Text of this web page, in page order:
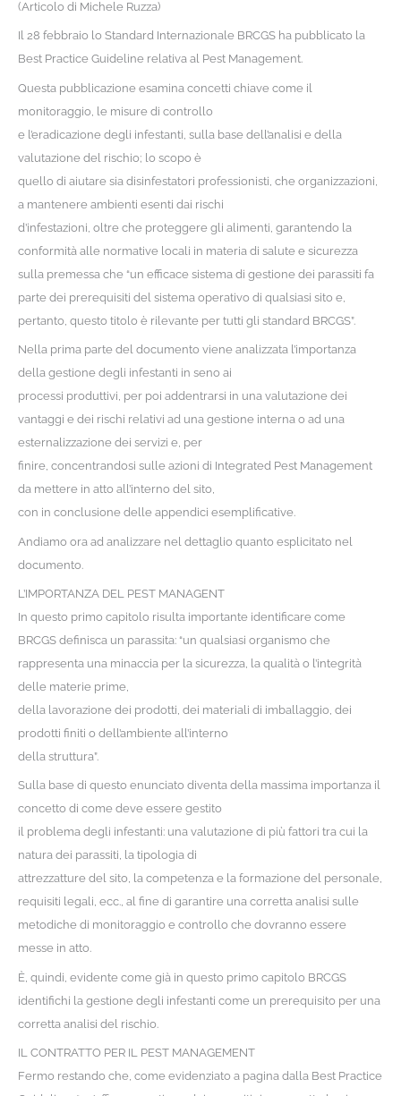
(Articolo di Michele Ruzza)
Il 28 febbraio lo Standard Internazionale BRCGS ha pubblicato la
Best Practice Guideline relativa al Pest Management.
Questa pubblicazione esamina concetti chiave come il
monitoraggio, le misure di controllo
e l’eradicazione degli infestanti, sulla base dell’analisi e della
valutazione del rischio; lo scopo è
quello di aiutare sia disinfestatori professionisti, che organizzazioni,
a mantenere ambienti esenti dai rischi
d’infestazioni, oltre che proteggere gli alimenti, garantendo la
conformità alle normative locali in materia di salute e sicurezza
sulla premessa che “un efficace sistema di gestione dei parassiti fa
parte dei prerequisiti del sistema operativo di qualsiasi sito e,
pertanto, questo titolo è rilevante per tutti gli standard BRCGS”.
Nella prima parte del documento viene analizzata l’importanza
della gestione degli infestanti in seno ai
processi produttivi, per poi addentrarsi in una valutazione dei
vantaggi e dei rischi relativi ad una gestione interna o ad una
esternalizzazione dei servizi e, per
finire, concentrandosi sulle azioni di Integrated Pest Management
da mettere in atto all’interno del sito,
con in conclusione delle appendici esemplificative.
Andiamo ora ad analizzare nel dettaglio quanto esplicitato nel
documento.
L’IMPORTANZA DEL PEST MANAGENT
In questo primo capitolo risulta importante identificare come
BRCGS definisca un parassita: “un qualsiasi organismo che
rappresenta una minaccia per la sicurezza, la qualità o l’integrità
delle materie prime,
della lavorazione dei prodotti, dei materiali di imballaggio, dei
prodotti finiti o dell’ambiente all’interno
della struttura”.
Sulla base di questo enunciato diventa della massima importanza il
concetto di come deve essere gestito
il problema degli infestanti: una valutazione di più fattori tra cui la
natura dei parassiti, la tipologia di
attrezzatture del sito, la competenza e la formazione del personale,
requisiti legali, ecc., al fine di garantire una corretta analisi sulle
metodiche di monitoraggio e controllo che dovranno essere
messe in atto.
È, quindi, evidente come già in questo primo capitolo BRCGS
identifichi la gestione degli infestanti come un prerequisito per una
corretta analisi del rischio.
IL CONTRATTO PER IL PEST MANAGEMENT
Fermo restando che, come evidenziato a pagina dalla Best Practice